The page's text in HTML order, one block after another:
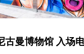
古曼博物馆 入场